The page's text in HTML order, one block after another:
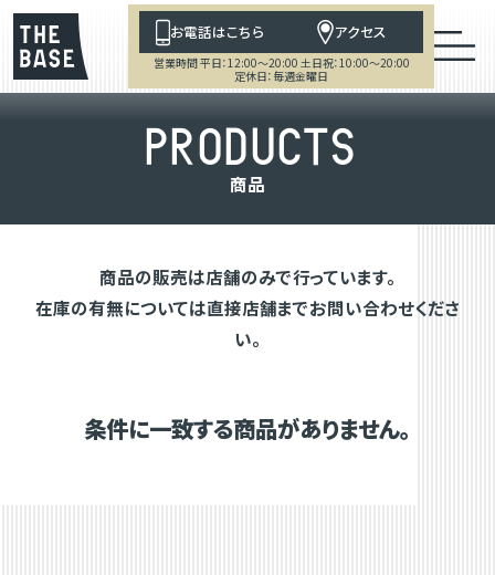
お電話はこちら アクセス
営業時間 平日：12:00～20:00 土日祝：10:00～20:00
定休日：毎週金曜日
PRODUCTS
商品
商品の販売は店舗のみで行っています。
在庫の有無については直接店舗までお問い合わせくださ
い。
条件に一致する商品がありません。